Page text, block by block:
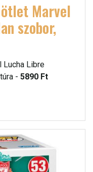
Marvel
szobor,
Lucha Libre
- 5890 Ft